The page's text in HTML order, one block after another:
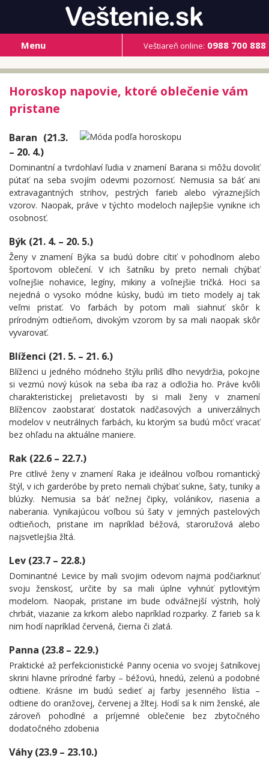
Veštiareň online: 0988 700 888
Menu
Horoskop napovie, ktoré oblečenie vám
pristane
Baran (21.3.
– 20. 4.)
Dominantní a tvrdohlaví ľudia v znamení Barana si môžu dovoliť
pútať na seba svojím odevmi pozornosť. Nemusia sa báť ani
extravagantných strihov, pestrých farieb alebo výraznejších
vzorov. Naopak, práve v týchto modeloch najlepšie vynikne ich
osobnosť.
Býk (21. 4. – 20. 5.)
Ženy v znamení Býka sa budú dobre cítiť v pohodlnom alebo
športovom oblečení. V ich šatníku by preto nemali chýbať
voľnejšie nohavice, legíny, mikiny a voľnejšie tričká. Hoci sa
nejedná o vysoko módne kúsky, budú im tieto modely aj tak
veľmi pristať. Vo farbách by potom mali siahnuť skôr k
prírodným odtieňom, divokým vzorom by sa mali naopak skôr
vyvarovať.
Blíženci (21. 5. – 21. 6.)
Blíženci u jedného módneho štýlu príliš dlho nevydržia, pokojne
si vezmú nový kúsok na seba iba raz a odložia ho. Práve kvôli
charakteristickej prelietavosti by si mali ženy v znamení
Blížencov zaobstarať dostatok nadčasových a univerzálnych
modelov v neutrálnych farbách, ku ktorým sa budú môcť vracať
bez ohľadu na aktuálne maniere.
Rak (22.6 – 22.7.)
Pre citlivé ženy v znamení Raka je ideálnou voľbou romantický
štýl, v ich garderóbe by preto nemali chýbať sukne, šaty, tuniky a
blúzky. Nemusia sa báť nežnej čipky, volánikov, riasenia a
naberania. Vynikajúcou voľbou sú šaty v jemných pastelových
odtieňoch, pristane im napríklad béžová, staroružová alebo
najsvetlejšia žltá.
Lev (23.7 – 22.8.)
Dominantné Levice by mali svojim odevom najmä podčiarknuť
svoju ženskosť, určite by sa mali úplne vyhnúť pytlovitým
modelom. Naopak, pristane im bude odvážnejší výstrih, holý
chrbát, viazanie za krkom alebo napríklad rozparky. Z farieb sa k
nim hodí napríklad červená, čierna či zlatá.
Panna (23.8 – 22.9.)
Praktické až perfekcionistické Panny ocenia vo svojej šatníkovej
skrini hlavne prírodné farby – béžovú, hnedú, zelenú a podobné
odtiene. Krásne im budú sedieť aj farby jesenného lístia –
odtiene do oranžovej, červenej a žltej. Hodí sa k nim ženské, ale
zároveň pohodlné a príjemné oblečenie bez zbytočného
dodatočného zdobenia
Váhy (23.9 – 23.10.)